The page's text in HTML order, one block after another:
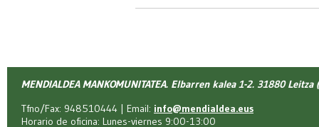
MENDIALDEA MANKOMUNITATEA. Elbarren kalea 1-2. 31880 Leitza
Tfno/Fax: 948510444 | Email: info@mendialdea.eus
Horario de oficina: Lunes-viernes 9:00-13:00